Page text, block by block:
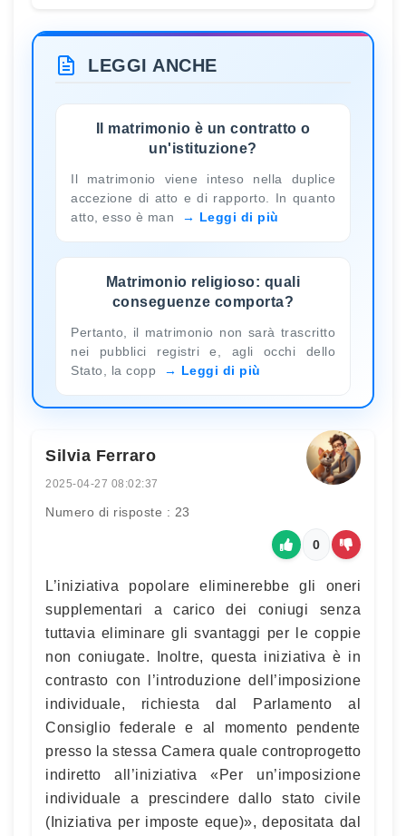
LEGGI ANCHE
Il matrimonio è un contratto o
un'istituzione?
Il matrimonio viene inteso nella duplice
accezione di atto e di rapporto. In quanto
atto, esso è man
Leggi di più
Matrimonio religioso: quali
conseguenze comporta?
Pertanto, il matrimonio non sarà trascritto
nei pubblici registri e, agli occhi dello
Stato, la copp
Leggi di più
Silvia Ferraro
2025-04-27 08:02:37
Numero di risposte : 23
0
L’iniziativa popolare eliminerebbe gli oneri
supplementari a carico dei coniugi senza
tuttavia eliminare gli svantaggi per le coppie
non coniugate. Inoltre, questa iniziativa è in
contrasto con l’introduzione dell’imposizione
individuale, richiesta dal Parlamento al
Consiglio federale e al momento pendente
presso la stessa Camera quale controprogetto
indiretto all’iniziativa «Per un’imposizione
individuale a prescindere dallo stato civile
(Iniziativa per imposte eque)», depositata dal